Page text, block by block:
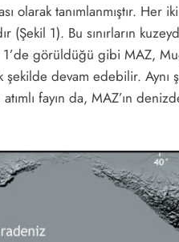
olarak tanımlanmıştır. Her
(Şekil 1). Bu sınırların
görüldüğü gibi MAZ,
şekilde devam edebilir.
fayın da, MAZ’ın